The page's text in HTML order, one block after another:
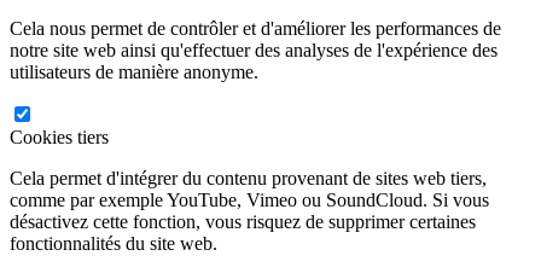
Cela nous permet de contrôler et d'améliorer les performances de
notre site web ainsi qu'effectuer des analyses de l'expérience des
utilisateurs de manière anonyme.
Cookies tiers
Cela permet d'intégrer du contenu provenant de sites web tiers,
comme par exemple YouTube, Vimeo ou SoundCloud. Si vous
désactivez cette fonction, vous risquez de supprimer certaines
fonctionnalités du site web.